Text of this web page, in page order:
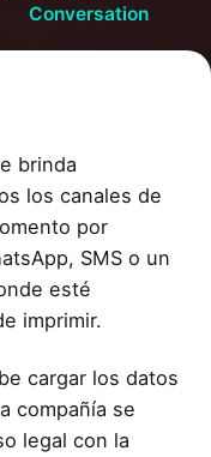
Conversation
brinda
los canales de
por
SMS o un
esté
imprimir.
cargar los datos
compañía se
legal con la